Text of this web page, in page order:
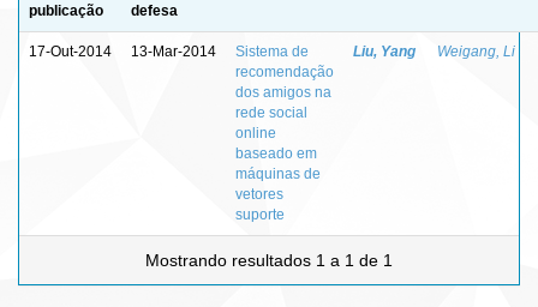
publicação
defesa
17-Out-2014 13-Mar-2014
Sistema de
recomendação
dos amigos na
rede social
online
baseado em
máquinas de
vetores
suporte
Liu, Yang Weigang, Li
Mostrando resultados 1 a 1 de 1